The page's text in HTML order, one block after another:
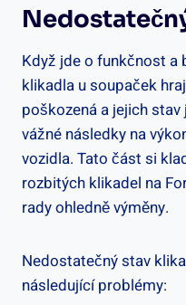
Když jde o funkčnost a
klikadla u soupaček
poškozená a jejich
‍vážné následky na
vozidla. Tato část⁢ si
rozbitých klikadel na
rady ohledně výměny.
Nedostatečný stav
následující problémy: